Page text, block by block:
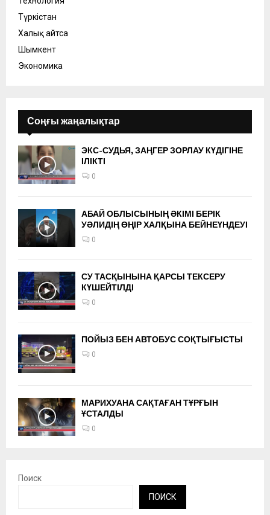
Түркістан
Халық айтса
Шымкент
Экономика
Соңғы жаңалықтар
ЭКС-СУДЬЯ, ЗАҢГЕР ЗОРЛАУ КҮДІГІНЕ
ІЛІКТІ
0
АБАЙ ОБЛЫСЫНЫҢ ӘКІМІ БЕРІК
УӘЛИДІҢ ӨҢІР ХАЛҚЫНА БЕЙНЕҮНДЕУІ
0
СУ ТАСҚЫНЫНА ҚАРСЫ ТЕКСЕРУ
КҮШЕЙТІЛДІ
0
ПОЙЫЗ БЕН АВТОБУС СОҚТЫҒЫСТЫ
0
МАРИХУАНА САҚТАҒАН ТҰРҒЫН
ҰСТАЛДЫ
0
Поиск
ПОИСК